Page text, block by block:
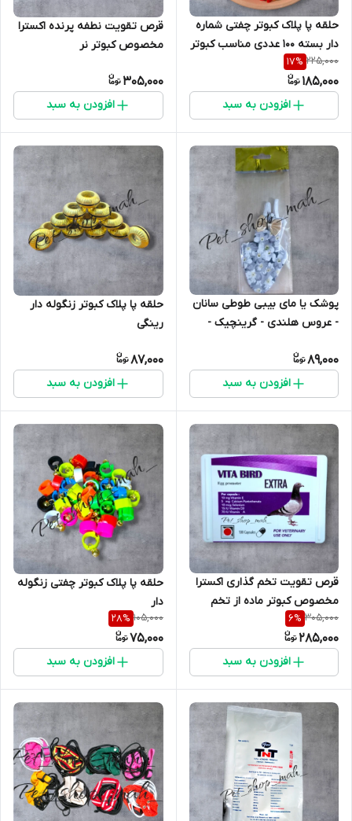
حلقه پا پلاک کبوتر چفتی شماره
دار بسته 100 عددی مناسب کبوتر
پرشی
225,000
17%
185,000
افزودن به سبد
قرص تقویت نطفه پرنده اکسترا
مخصوص کبوتر نر
305,000
افزودن به سبد
پوشک یا مای بیبی طوطی سانان
- عروس هلندی - گرینچیک -
89,000
افزودن به سبد
حلقه پا پلاک کبوتر زنگوله دار
رینگی
87,000
افزودن به سبد
قرص تقویت تخم گذاری اکسترا
مخصوص کبوتر ماده از تخم
رفته و ضعیف
305,000
6%
285,000
افزودن به سبد
حلقه پا پلاک کبوتر چفتی زنگوله
دار
105,000
28%
75,000
افزودن به سبد